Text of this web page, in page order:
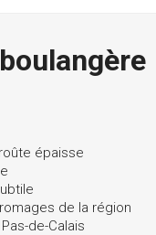
épaisse
de la région
de-Calais